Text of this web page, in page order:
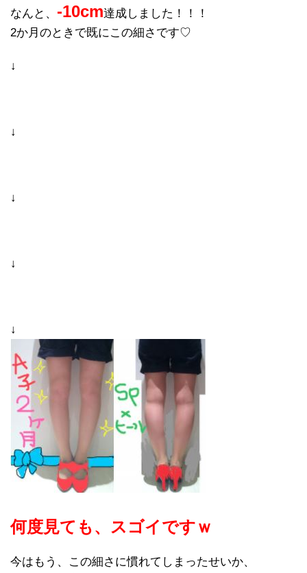
なんと、 -10cm達成しました！！！
2か月のときで既にこの細さです♡
↓
↓
↓
↓
↓
何度見ても、スゴイですｗ
今はもう、この細さに慣れてしまったせいか、